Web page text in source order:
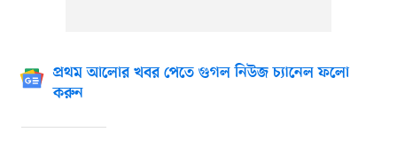
প্রথম আলোর খবর পেতে গুগল নিউজ চ্যানেল ফলো
করুন